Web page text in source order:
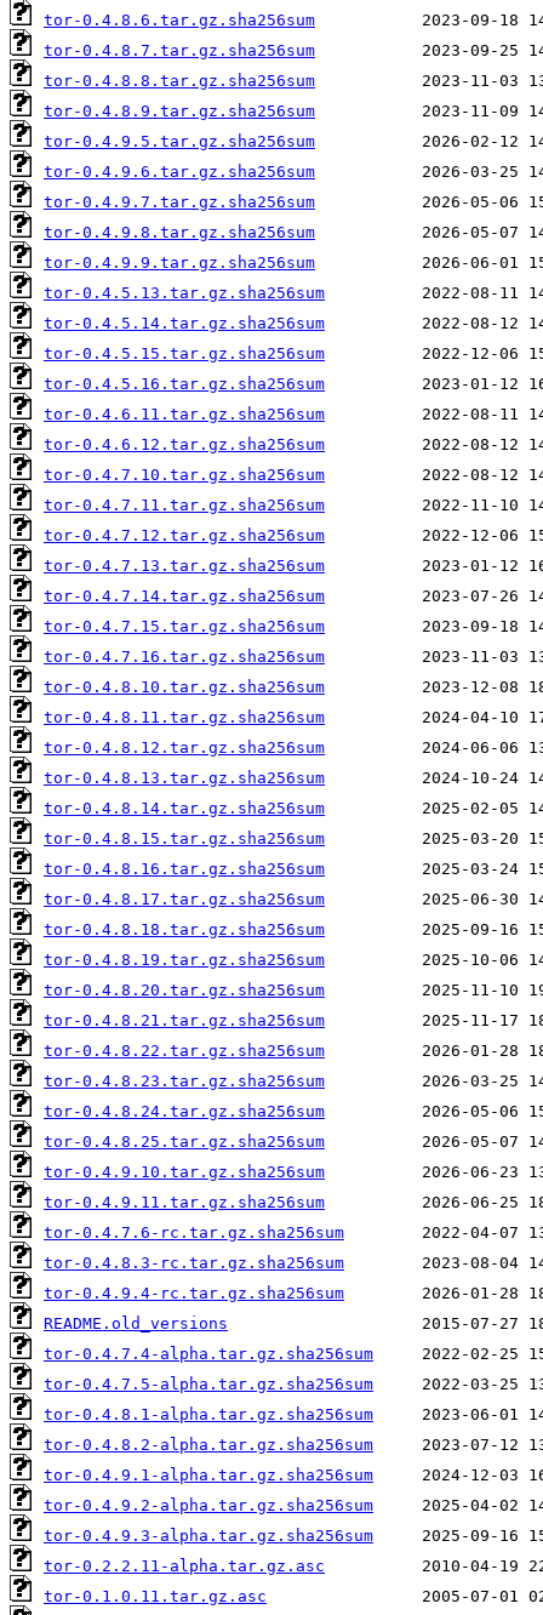
tor-0.4.8.6.tar.gz.sha256sum
tor-0.4.8.7.tar.gz.sha256sum
tor-0.4.8.8.tar.gz.sha256sum
tor-0.4.8.9.tar.gz.sha256sum
tor-0.4.9.5.tar.gz.sha256sum
tor-0.4.9.6.tar.gz.sha256sum
tor-0.4.9.7.tar.gz.sha256sum
tor-0.4.9.8.tar.gz.sha256sum
tor-0.4.9.9.tar.gz.sha256sum
tor-0.4.5.13.tar.gz.sha256sum
tor-0.4.5.14.tar.gz.sha256sum
tor-0.4.5.15.tar.gz.sha256sum
tor-0.4.5.16.tar.gz.sha256sum
tor-0.4.6.11.tar.gz.sha256sum
tor-0.4.6.12.tar.gz.sha256sum
tor-0.4.7.10.tar.gz.sha256sum
tor-0.4.7.11.tar.gz.sha256sum
tor-0.4.7.12.tar.gz.sha256sum
tor-0.4.7.13.tar.gz.sha256sum
tor-0.4.7.14.tar.gz.sha256sum
tor-0.4.7.15.tar.gz.sha256sum
tor-0.4.7.16.tar.gz.sha256sum
tor-0.4.8.10.tar.gz.sha256sum
tor-0.4.8.11.tar.gz.sha256sum
tor-0.4.8.12.tar.gz.sha256sum
tor-0.4.8.13.tar.gz.sha256sum
tor-0.4.8.14.tar.gz.sha256sum
tor-0.4.8.15.tar.gz.sha256sum
tor-0.4.8.16.tar.gz.sha256sum
tor-0.4.8.17.tar.gz.sha256sum
tor-0.4.8.18.tar.gz.sha256sum
tor-0.4.8.19.tar.gz.sha256sum
tor-0.4.8.20.tar.gz.sha256sum
tor-0.4.8.21.tar.gz.sha256sum
tor-0.4.8.22.tar.gz.sha256sum
tor-0.4.8.23.tar.gz.sha256sum
tor-0.4.8.24.tar.gz.sha256sum
tor-0.4.8.25.tar.gz.sha256sum
tor-0.4.9.10.tar.gz.sha256sum
tor-0.4.9.11.tar.gz.sha256sum
tor-0.4.7.6-rc.tar.gz.sha256sum
tor-0.4.8.3-rc.tar.gz.sha256sum
tor-0.4.9.4-rc.tar.gz.sha256sum
README.old_versions
tor-0.4.7.4-alpha.tar.gz.sha256sum
tor-0.4.7.5-alpha.tar.gz.sha256sum
tor-0.4.8.1-alpha.tar.gz.sha256sum
tor-0.4.8.2-alpha.tar.gz.sha256sum
tor-0.4.9.1-alpha.tar.gz.sha256sum
tor-0.4.9.2-alpha.tar.gz.sha256sum
tor-0.4.9.3-alpha.tar.gz.sha256sum
tor-0.2.2.11-alpha.tar.gz.asc
tor-0.1.0.11.tar.gz.asc